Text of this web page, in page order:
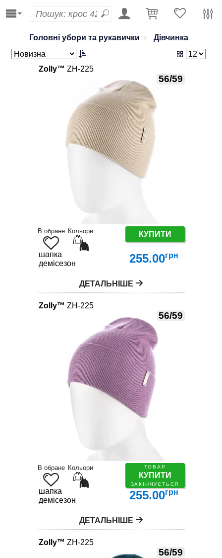
Головні убори та рукавички Дівчинка
Zolly™ ZH-225
56/59
В обране Кольори КУПИТИ
шапка
демісезон
255.00грн
ДЕТАЛЬНІШЕ
Zolly™ ZH-225
56/59
В обране Кольори ТОВАР
КУПИТИ
ЗАКІНЧУЄТЬСЯ
шапка
демісезон
255.00грн
ДЕТАЛЬНІШЕ
Zolly™ ZH-225
56/59